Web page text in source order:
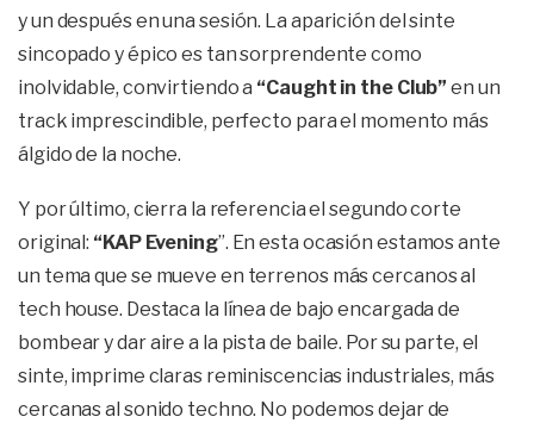
y un después en una sesión. La aparición del sinte
sincopado y épico es tan sorprendente como
inolvidable, convirtiendo a “Caught in the Club”en un
track imprescindible, perfecto para el momento más
álgido de la noche.
Y por último, cierra la referencia el segundo corte
original: “KAP Evening”. En esta ocasión estamos ante
un tema que se mueve en terrenos más cercanos al
tech house. Destaca la línea de bajo encargada de
bombear y dar aire a la pista de baile. Por su parte, el
sinte, imprime claras reminiscencias industriales, más
cercanas al sonido techno. No podemos dejar de